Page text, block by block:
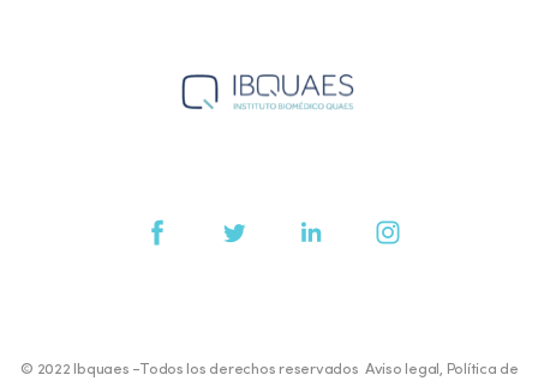
© 2022 Ibquaes -Todos los derechos reservados Aviso legal Política de